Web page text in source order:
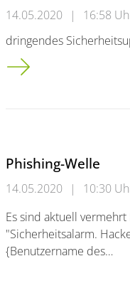
14.05.2020 |
16:58
dringendes
*abgeschlossen*
Phishing-Welle
14.05.2020 |
10:30
Es sind aktuell
"Sicherheitsalarm.
{Benutzername des…